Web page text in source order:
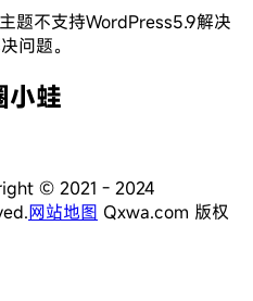
题不支持WordPress5.9解决
问题。
小蛙
© 2021 - 2024
网站地图 Qxwa.com 版权